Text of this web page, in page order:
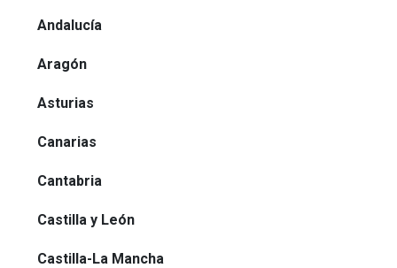
Andalucía
Aragón
Asturias
Canarias
Cantabria
Castilla y León
Castilla-La Mancha